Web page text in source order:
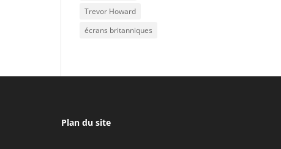
Trevor Howard
écrans britanniques
Plan du site